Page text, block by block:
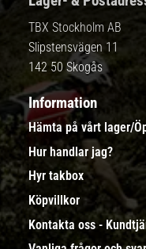
TBX Stockholm AB
Slipstensvägen 11
142 50 Skogås
Information
Hämta på vårt lager/
Hur handlar jag?
Hyr takbox
Köpvillkor
Kontakta oss -